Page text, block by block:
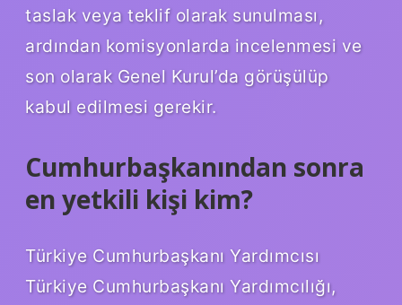
taslak veya teklif olarak sunulması,
ardından komisyonlarda incelenmesi ve
son olarak Genel Kurul’da görüşülüp
kabul edilmesi gerekir.
Cumhurbaşkanından sonra
en yetkili kişi kim?
Türkiye Cumhurbaşkanı Yardımcısı
Türkiye Cumhurbaşkanı Yardımcılığı,